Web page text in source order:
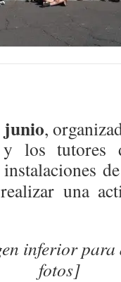
junio,
los tutores
una
inferior para
fotos]